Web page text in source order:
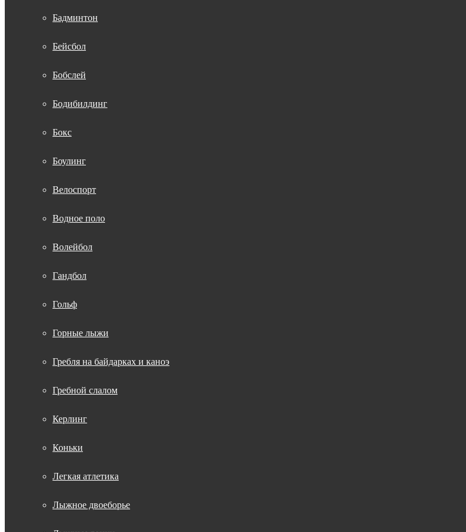
Бадминтон
Бейсбол
Бобслей
Бодибилдинг
Бокс
Боулинг
Велоспорт
Водное поло
Волейбол
Гандбол
Гольф
Горные лыжи
Гребля на байдарках и каноэ
Гребной слалом
Керлинг
Коньки
Легкая атлетика
Лыжное двоеборье